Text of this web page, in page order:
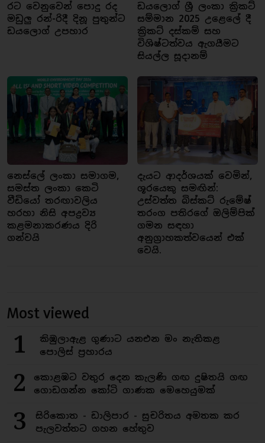
රට වෙනුවෙන් පොදු රද
මඩුලු රන්-රිදී දිනූ පුතුන්ට
ඩයලොග් උපහාර
ඩයලොග් ශ්‍රී ලංකා ක්‍රිකට්
සම්මාන 2025 උළෙලේ දී
ක්‍රිකට් දස්කම් සහ
විශිෂ්ටත්වය ඇගයීමට
සියල්ල සූදානම්
නෙස්ලේ ලංකා සමාගම,
සමස්ත ලංකා කෙටි
වීඩියෝ තරඟාවලිය
හරහා නිසි අපද්‍රව්‍ය
කළමනාකරණය දිරි
ගන්වයි
දැයට ආදර්ශයක් වෙමින්,
ශූරයෙකු සමඟින්:
උස්වත්ත බිස්කට් රුමේෂ්
තරංග පතිරගේ ඔලිම්පික්
ගමන සඳහා
අනුග්‍රාහකත්වයෙන් එක්
වෙයි.
Most viewed
1
කිඹුලාඇළ ගුණාට යනඑන මං නැතිකළ
පොලිස් ප්‍රහාරය
2
කොළඹට වතුර දෙන කැලණි ගඟ දුෂිතයි ගඟ
ගොඩගන්න කෝටි ගාණක මෙහෙයුමක්
3
සිරිකොත - ඩාලිපාර - සුචරිතය අමතක කර
පැලවත්තට ගහන හේතුව